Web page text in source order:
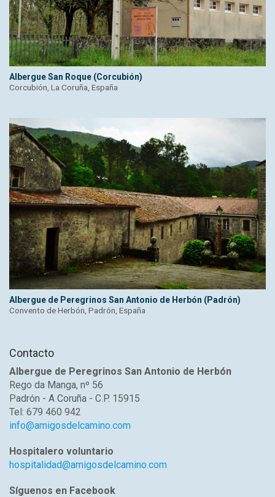
Albergue San Roque (Corcubión)
Corcubión, La Coruña, España
Albergue de Peregrinos San Antonio de Herbón (Padrón)
Convento de Herbón, Padrón, España
Contacto
Albergue de Peregrinos San Antonio de Herbón
Rego da Manga, nº 56
Padrón - A Coruña - C.P. 15915
Tel: 679 460 942
info@amigosdelcamino.com
Hospitalero voluntario
hospitalidad@amigosdelcamino.com
Síguenos en Facebook